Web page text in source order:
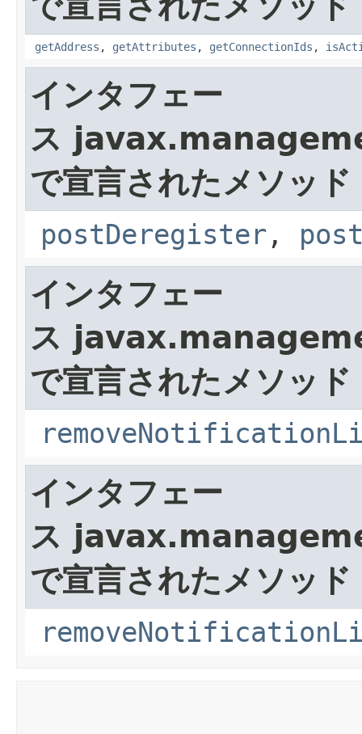
getAddress , getAttributes , getConnectionIds ,
インタフェー
ス
で宣言されたメソッド
postDeregister,
インタフェー
ス
で宣言されたメソッド
インタフェー
ス
で宣言されたメソッド